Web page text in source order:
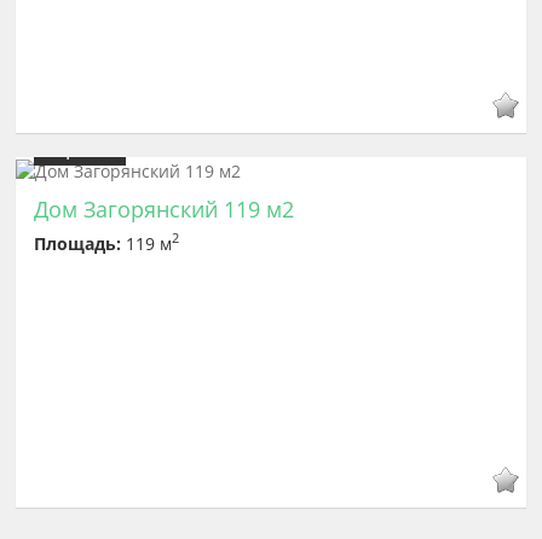
Дом Загорянский 119 м2
Площадь: 119 м2